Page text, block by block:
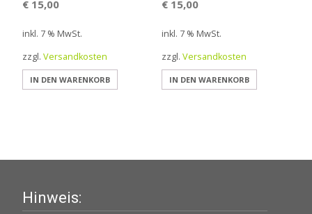
€ 15,00
inkl. 7 % MwSt.
zzgl. Versandkosten
IN DEN WARENKORB
€15,00
inkl. 7 % MwSt.
zzgl. Versandkosten
IN DEN WARENKORB
Hinweis: